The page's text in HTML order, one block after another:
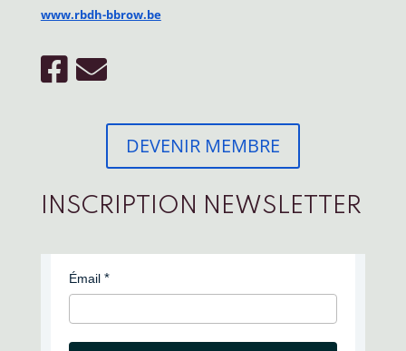
www.rbdh-bbrow.be
DEVENIR MEMBRE
INSCRIPTION NEWSLETTER
Émail